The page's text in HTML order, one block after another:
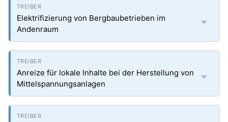
Elektrifizierung von Bergbaubetrieben im
Andenraum
Anreize für lokale Inhalte bei der Herstellung von
Mittelspannungsanlagen